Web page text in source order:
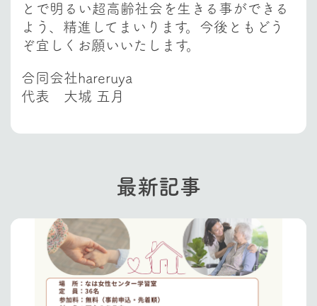
とで明るい超高齢社会を生きる 事ができる
よう、精進してまいります。今後ともどう
ぞ宜しくお願いいたします。
合同会社hareruya
代表 大城 五月
最新記事